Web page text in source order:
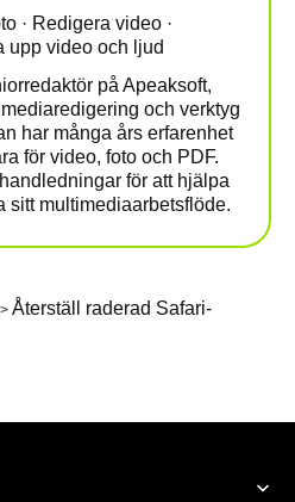
· Redigera video ·
upp video och ljud
på Apeaksoft,
och verktyg
har många års erfarenhet
för video, foto och PDF.
för att hjälpa
sitt multimediaarbetsflöde.
> Återställ raderad Safari-